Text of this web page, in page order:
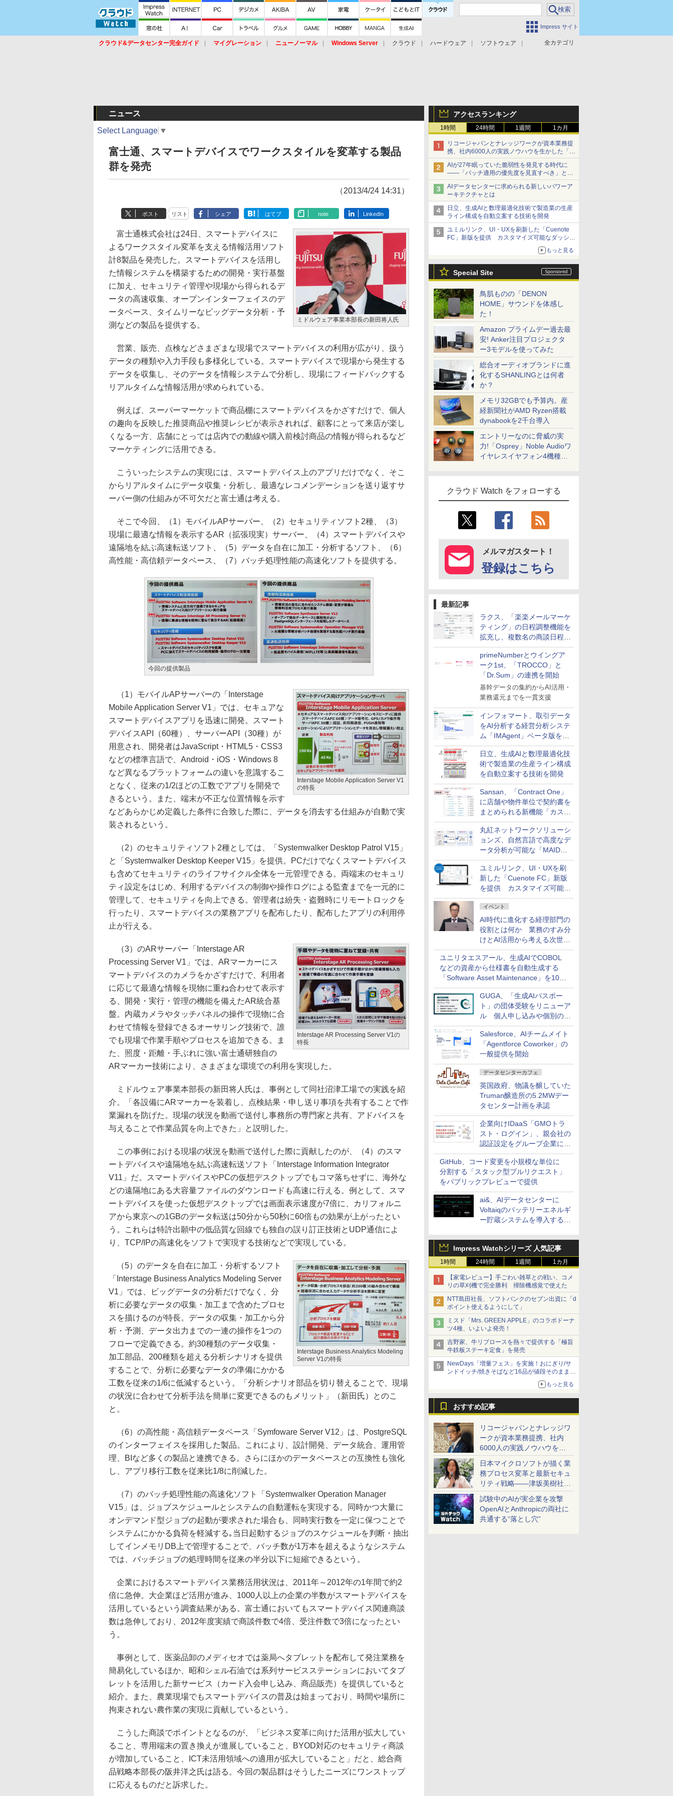
Impress サイト
全カテゴリ
クラウド&データセンター完全ガイド マイグレーション ニューノーマル Windows Server クラウド ハードウェア
ソフトウェア
アクセスランキング
1時間 24時間 1週間 1カ月
リコージャパンとナレッジワークが資本業務提
携、社内6000人の実践ノウハウを生かした「AI
商談記録 for RICOH」を展開へ
AIが27年眠っていた脆弱性を発見する時代に
――「パッチ適用の優先度を見直すべき」とセ
キュリティ専門家
AIデータセンターに求められる新しいパワーア
ーキテクチャとは
日立、生成AIと数理最適化技術で製造業の生産
ライン構成を自動立案する技術を開発
ユミルリンク、UI・UXを刷新した「Cuenote
FC」新版を提供 カスタマイズ可能なダッシュ
もっと見る
Special Site
鳥肌ものの「DENON
HOME」サウンドを体感し
た！
Amazon プライムデー過去最
安! Anker注目プロジェクタ
ー3モデルを使ってみた
総合オーディオブランドに進
化するSHANLINGとは何者
か？
メモリ32GBでも予算内。産
経新聞社がAMD Ryzen搭載
dynabookを2千台導入
エントリーなのに脅威の実
力!「Osprey」Noble Audioワ
イヤレスイヤフォン4機種を
クラウド Watch をフォローする
メルマガスタート！
登録はこちら
最新記事
ラクス、「楽楽メールマーケ
ティング」の日程調整機能を
拡充し、複数名の商談日程調
整を効率化
primeNumberとウイングア
ーク1st、「TROCCO」と
「Dr.Sum」の連携を開始
基幹データの集約からAI活用・
業務還元までを一貫支援
インフォマート、取引データ
をAI分析する経営分析システ
ム「IMAgent」ベータ版を提
供
日立、生成AIと数理最適化技
術で製造業の生産ライン構成
を自動立案する技術を開発
Sansan、「Contract One」
に店舗や物件単位で契約書を
まとめられる新機能「カスタ
ム契約ツリー」を追加
丸紅ネットワークソリューシ
ョンズ、自然言語で高度なデ
ータ分析が可能な「MAIDOA
AI ASSIST」を9月より提供
ユミルリンク、UI・UXを刷
新した「Cuenote FC」新版
を提供 カスタマイズ可能な
ダッシュボード画面を搭載
イベント
AI時代に進化する経理部門の
役割とは何か 業務のすみ分
けとAI活用から考える次世代
ファイナンス戦略
ユニリタエスアール、生成AIでCOBOL
などの資産から仕様書を自動生成する
「Software Asset Maintenance」を10月
に発売
GUGA、「生成AIパスポー
ト」の団体受験をリニューア
ル 個人申し込みや個別の支
払いなどに対応
Salesforce、AIチームメイト
「Agentforce Coworker」の
一般提供を開始
データセンターカフェ
英国政府、物議を醸していた
Truman醸造所の5.2MWデー
タセンター計画を承認
企業向けIDaaS「GMOトラ
スト・ログイン」、親会社の
認証設定をグループ企業に展
開できる新機能を提供
GitHub、コード変更を小規模な単位に
分割する「スタック型プルリクエスト」
をパブリックプレビューで提供
ai&、AIデータセンターに
Voltaiqのバッテリーエネルギ
ー貯蔵システムを導入する計
Impress Watchシリーズ 人気記事
1時間 24時間 1週間 1カ月
【家電レビュー】手ごわい雑草との戦い、コメ
リの草刈機で完全勝利 掃除機感覚で使えた
NTT島田社長、ソフトバンクのセブン出資に「d
ポイント使えるようにして」
ミスド「Mrs. GREEN APPLE」のコラボドーナ
ツ4種、いよいよ発売！
吉野家、牛リブロースを熱々で提供する「極旨
牛鉄板ステーキ定食」を発売
NewDays「増量フェス」を実施！おにぎり/サ
ンドイッチ/焼きそばなど16品が値段そのままで
もっと見る
おすすめ記事
リコージャパンとナレッジワ
ークが資本業務提携、社内
6000人の実践ノウハウを生
かした「AI商談記録 for
RICOH」を展開へ
日本マイクロソフトが描く業
務プロセス変革と最新セキュ
リティ戦略――津坂美樹社長
が2027年度戦略を説明
試験中のAIが実企業を攻撃
OpenAIとAnthropicの両社に
共通する“落とし穴”
ニュース
Select Language ▼
富士通、スマートデバイスでワークスタイルを変革する製品
群を発売
（2013/4/24 14:31）
ポスト リスト シェア はてブ note LinkedIn
ミドルウェア事業本部長の新田将人氏
富士通株式会社は24日、スマートデバイスに
よるワークスタイル変革を支える情報活用ソフト
計8製品を発売した。スマートデバイスを活用し
た情報システムを構築するための開発・実行基盤
に加え、セキュリティ管理や現場から得られるデ
ータの高速収集、オープンインターフェイスのデ
ータベース、タイムリーなビッグデータ分析・予
測などの製品を提供する。
営業、販売、点検などさまざまな現場でスマートデバイスの利用が広がり、扱う
データの種類や入力手段も多様化している。スマートデバイスで現場から発生する
データを収集し、そのデータを情報システムで分析し、現場にフィードバックする
リアルタイムな情報活用が求められている。
例えば、スーパーマーケットで商品棚にスマートデバイスをかざすだけで、個人
の趣向を反映した推奨商品や推奨レシピが表示されれば、顧客にとって来店が楽し
くなる一方、店舗にとっては店内での動線や購入前検討商品の情報が得られるなど
マーケティングに活用できる。
こういったシステムの実現には、スマートデバイス上のアプリだけでなく、そこ
からリアルタイムにデータ収集・分析し、最適なレコメンデーションを送り返すサ
ーバー側の仕組みが不可欠だと富士通は考える。
そこで今回、（1）モバイルAPサーバー、（2）セキュリティソフト2種、（3）
現場に最適な情報を表示するAR（拡張現実）サーバー、（4）スマートデバイスや
遠隔地を結ぶ高速転送ソフト、（5）データを自在に加工・分析するソフト、（6）
高性能・高信頼データベース、（7）バッチ処理性能の高速化ソフトを提供する。
今回の提供製品
Interstage Mobile Application Server V1
の特長
（1）モバイルAPサーバーの「Interstage
Mobile Application Server V1」では、セキュアな
スマートデバイスアプリを迅速に開発。スマート
デバイスAPI（60種）、サーバーAPI（30種）が
用意され、開発者はJavaScript・HTML5・CSS3
などの標準言語で、Android・iOS・Windows 8
など異なるプラットフォームの違いを意識するこ
となく、従来の1/2ほどの工数でアプリを開発で
きるという。また、端末が不正な位置情報を示す
などあらかじめ定義した条件に合致した際に、データを消去する仕組みが自動で実
装されるという。
（2）のセキュリティソフト2種としては、「Systemwalker Desktop Patrol V15」
と「Systemwalker Desktop Keeper V15」を提供。PCだけでなくスマートデバイス
も含めてセキュリティのライフサイクル全体を一元管理できる。両端末のセキュリ
ティ設定をはじめ、利用するデバイスの制御や操作ログによる監査までを一元的に
管理して、セキュリティを向上できる。管理者は紛失・盗難時にリモートロックを
行ったり、スマートデバイスの業務アプリを配布したり、配布したアプリの利用停
止が行える。
Interstage AR Processing Server V1の
特長
（3）のARサーバー「Interstage AR
Processing Server V1」では、ARマーカーにス
マートデバイスのカメラをかざすだけで、利用者
に応じて最適な情報を現物に重ね合わせて表示す
る、開発・実行・管理の機能を備えたAR統合基
盤。内蔵カメラやタッチパネルの操作で現物に合
わせて情報を登録できるオーサリング技術で、誰
でも現場で作業手順やプロセスを追加できる。ま
た、照度・距離・手ぶれに強い富士通研独自の
ARマーカー技術により、さまざまな環境での利用を実現した。
ミドルウェア事業本部長の新田将人氏は、事例として同社沼津工場での実践を紹
介。「各設備にARマーカーを装着し、点検結果・申し送り事項を共有することで作
業漏れを防げた。現場の状況を動画で送付し事務所の専門家と共有、アドバイスを
与えることで作業品質を向上できた」と説明した。
この事例における現場の状況を動画で送付した際に貢献したのが、（4）のスマ
ートデバイスや遠隔地を結ぶ高速転送ソフト「Interstage Information Integrator
V11」だ。スマートデバイスやPCの仮想デスクトップでもコマ落ちせずに、海外な
どの遠隔地にある大容量ファイルのダウンロードも高速に行える。例として、スマ
ートデバイスを使った仮想デスクトップでは画面表示速度が7倍に、カリフォルニ
アから東京への1GBのデータ転送は50分から50秒に60倍もの効果が上がったとい
う。これらは特許出願中の低品質な回線でも独自の誤り訂正技術とUDP通信によ
り、TCP/IPの高速化をソフトで実現する技術などで実現している。
Interstage Business Analytics Modeling
Server V1の特長
（5）のデータを自在に加工・分析するソフト
「Interstage Business Analytics Modeling Server
V1」では、ビッグデータの分析だけでなく、分
析に必要なデータの収集・加工まで含めたプロセ
スを描けるのが特長。データの収集・加工から分
析・予測、データ出力までの一連の操作を1つの
フローで定義できる。約30種類のデータ収集・
加工部品、200種類を超える分析シナリオを提供
することで、分析に必要なデータの準備にかかる
工数を従来の1/6に低減するという。「分析シナリオ部品を切り替えることで、現場
の状況に合わせて分析手法を簡単に変更できるのもメリット」（新田氏）とのこ
と。
（6）の高性能・高信頼データベース「Symfoware Server V12」は、PostgreSQL
のインターフェイスを採用した製品。これにより、設計開発、データ統合、運用管
理、BIなど多くの製品と連携できる。さらにほかのデータベースとの互換性も強化
し、アプリ移行工数を従来比1/8に削減した。
（7）のバッチ処理性能の高速化ソフト「Systemwalker Operation Manager
V15」は、ジョブスケジュールとシステムの自動運転を実現する。同時かつ大量に
オンデマンド型ジョブの起動が要求された場合も、同時実行数を一定に保つことで
システムにかかる負荷を軽減する｡当日起動するジョブのスケジュールを判断・抽出
してインメモリDB上で管理することで、バッチ数が1万本を超えるようなシステム
では、バッチジョブの処理時間を従来の半分以下に短縮できるという。
企業におけるスマートデバイス業務活用状況は、2011年～2012年の1年間で約2
倍に急伸。大企業ほど活用が進み、1000人以上の企業の半数がスマートデバイスを
活用しているという調査結果がある。富士通においてもスマートデバイス関連商談
数は急伸しており、2012年度実績で商談件数で4倍、受注件数で3倍になったとい
う。
事例として、医薬品卸のメディセオでは薬局へタブレットを配布して発注業務を
簡易化しているほか、昭和シェル石油では系列サービスステーションにおいてタブ
レットを活用した新サービス（カード入会申し込み、商品販売）を提供していると
紹介。また、農業現場でもスマートデバイスの普及は始まっており、時間や場所に
拘束されない農作業の実現に貢献しているという。
こうした商談でポイントとなるのが、「ビジネス変革に向けた活用が拡大してい
ること、専用端末の置き換えが進展していること、BYOD対応のセキュリティ商談
が増加していること、ICT未活用領域への適用が拡大していること」だと、総合商
品戦略本部長の阪井洋之氏は語る。今回の製品群はそうしたニーズにワンストップ
に応えるものだと訴求した。